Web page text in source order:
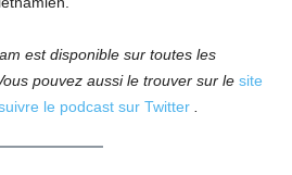
est disponible sur toutes les
pouvez aussi le trouver sur le site
le podcast sur Twitter